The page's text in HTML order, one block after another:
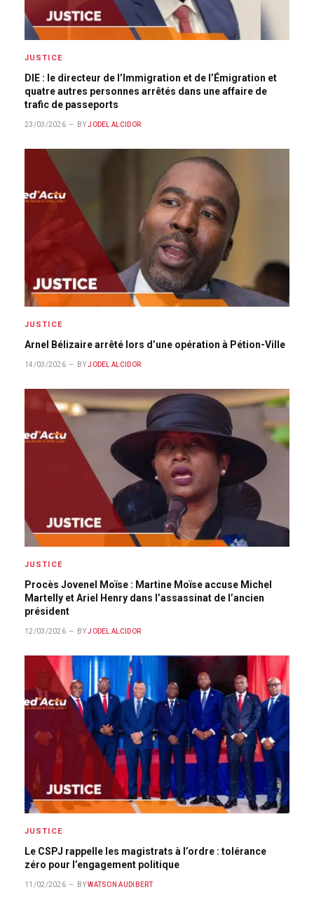
JUSTICE
DIE : le directeur de l’Immigration et de l’Émigration et
quatre autres personnes arrêtés dans une affaire de
trafic de passeports
23/03/2026 BY JODEL ALCIDOR
JUSTICE
Arnel Bélizaire arrêté lors d’une opération à Pétion-Ville
14/03/2026 BY JODEL ALCIDOR
JUSTICE
Procès Jovenel Moïse : Martine Moïse accuse Michel
Martelly et Ariel Henry dans l’assassinat de l’ancien
président
12/03/2026 BY JODEL ALCIDOR
JUSTICE
Le CSPJ rappelle les magistrats à l’ordre : tolérance
zéro pour l’engagement politique
11/02/2026 BY WATSON AUDIBERT